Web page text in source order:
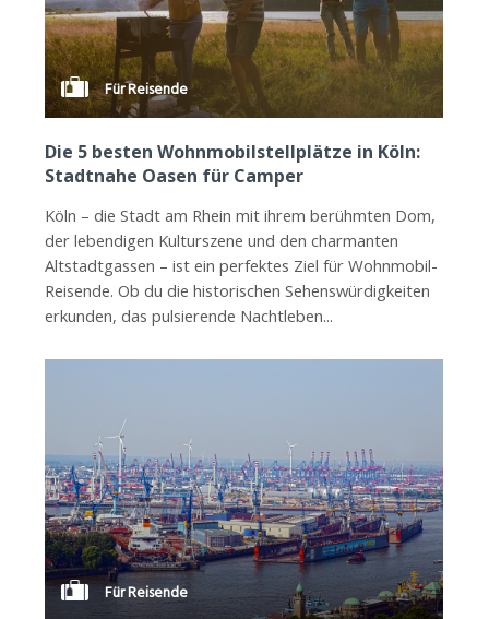
Für Reisende
Die 5 besten Wohnmobilstellplätze in Köln:
Stadtnahe Oasen für Camper
Köln – die Stadt am Rhein mit ihrem berühmten Dom,
der lebendigen Kulturszene und den charmanten
Altstadtgassen – ist ein perfektes Ziel für Wohnmobil-
Reisende. Ob du die historischen Sehenswürdigkeiten
erkunden, das pulsierende Nachtleben...
Für Reisende